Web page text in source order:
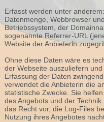
Erfasst werden unter
Datenmenge, Webbrowser
Betriebssystem, der
sogenannte Referrer-URL
Website der Anbieterin
Ohne diese Daten wäre es
der Webseite auszuliefern
Erfassung der Daten
verwendet die Anbieterin die
statistische Zwecke. Sie
des Angebots und der
das Recht vor, die Log-Files
Nutzung ihres Angebotes